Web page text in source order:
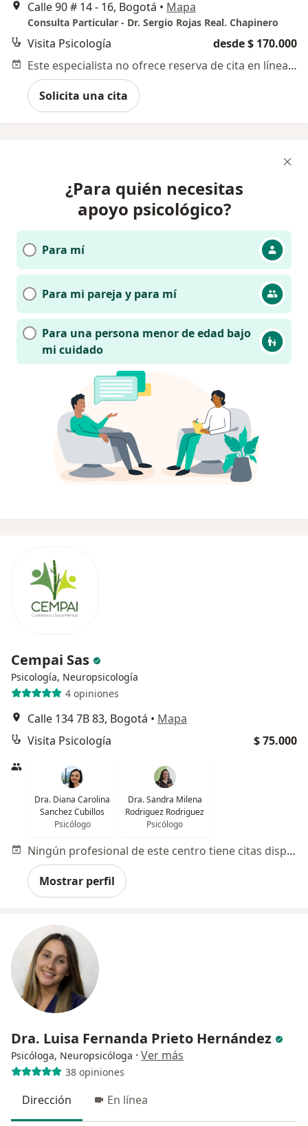
Calle 90 # 14 - 16, Bogotá • Mapa
Consulta Particular - Dr. Sergio Rojas Real. Chapinero
Visita Psicología
desde $ 170.000
Este especialista no ofrece reserva de cita en línea en esta dirección.
Solicita una cita
¿Para quién necesitas
apoyo psicológico?
Para mí
Para mi pareja y para mí
Para una persona menor de edad bajo
mi cuidado
Cempai Sas
Psicología, Neuropsicología
4 opiniones
Calle 134 7B 83, Bogotá • Mapa
Visita Psicología
$ 75.000
Dra. Diana Carolina
Sanchez Cubillos
Psicólogo
Dra. Sandra Milena
Rodriguez Rodriguez
Psicólogo
Ningún profesional de este centro tiene citas disponibles
Mostrar perfil
Dra. Luisa Fernanda Prieto Hernández
Psicóloga, Neuropsicóloga · Ver más
38 opiniones
Dirección En línea